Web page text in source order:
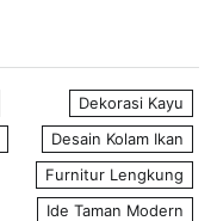
Dekorasi Kayu
Desain Kolam Ikan
Furnitur Lengkung
Ide Taman Modern